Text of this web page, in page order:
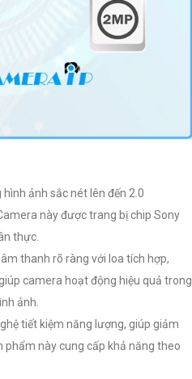
ảnh sắc nét lên đến 2.0
này được trang bị chip Sony
thực.
thanh rõ ràng với loa tích hợp,
camera hoạt động hiệu quả trong
ảnh.
tiết kiệm năng lượng, giúp giảm
phẩm này cung cấp khả năng theo